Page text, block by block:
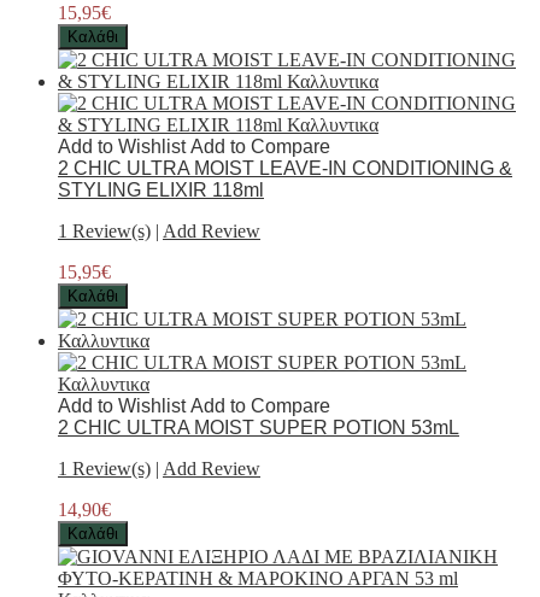
15,95€
Καλάθι
Add to Wishlist Add to Compare
2 CHIC ULTRA MOIST LEAVE-IN CONDITIONING &
STYLING ELIXIR 118ml
1 Review(s) | Add Review
15,95€
Καλάθι
Add to Wishlist Add to Compare
2 CHIC ULTRA MOIST SUPER POTION 53mL
1 Review(s) | Add Review
14,90€
Καλάθι